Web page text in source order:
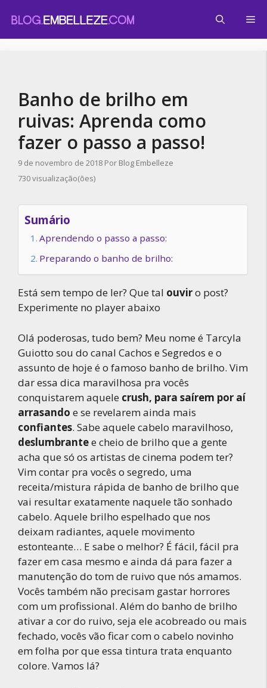
para
o
Banho de brilho em
ruivas: Aprenda como
fazer o passo a passo!
9 de novembro de 2018 Por Blog Embelleze
730 visualização(ões)
Sumário
Aprendendo o passo a passo:
Preparando o banho de brilho:
Está sem tempo de ler? Que tal ouviro post?
Experimente no player abaixo
Olá poderosas, tudo bem? Meu nome é Tarcyla
Guiotto sou do canal Cachos e Segredos e o
assunto de hoje é o famoso banho de brilho. Vim
dar essa dica maravilhosa pra vocês
conquistarem aquele crush, para saírem por aí
arrasando e se revelarem ainda mais
confiantes. Sabe aquele cabelo maravilhoso,
deslumbrantee cheio de brilho que a gente
acha que só os artistas de cinema podem ter?
Vim contar pra vocês o segredo, uma
receita/mistura rápida de banho de brilho que
vai resultar exatamente naquele tão sonhado
cabelo. Aquele brilho espelhado que nos
deixam radiantes, aquele movimento
estonteante… E sabe o melhor? É fácil, fácil pra
fazer em casa mesmo e ainda dá para fazer a
manutenção do tom de ruivo que nós amamos.
Vocês também não precisam gastar horrores
com um profissional. Além do banho de brilho
ativar a cor do ruivo, seja ele acobreado ou mais
fechado, vocês vão ficar com o cabelo novinho
em folha por que essa tintura trata enquanto
colore. Vamos lá?